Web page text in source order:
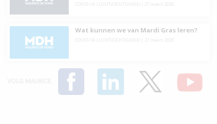
COVID-19, LUCHTVOCHTIGHEID| 27 maart 2020
Wat kunnen we van Mardi Gras leren?
COVID-19, LUCHTVOCHTIGHEID| 27 maart 2020